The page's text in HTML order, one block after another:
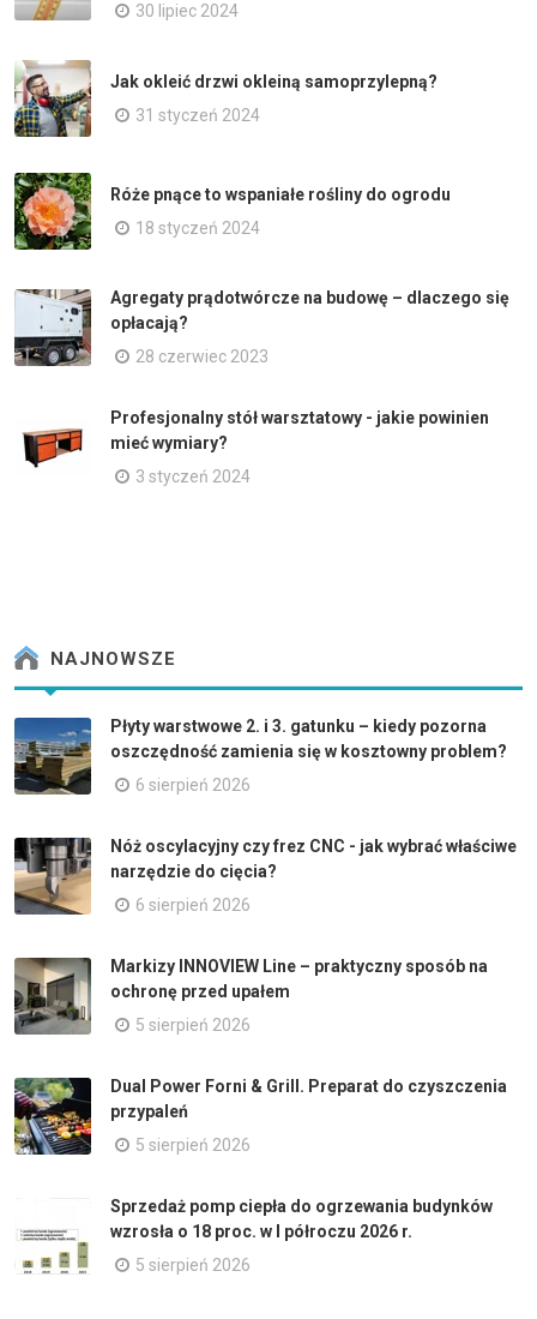
30 lipiec 2024
Jak okleić drzwi okleiną samoprzylepną?
31 styczeń 2024
Róże pnące to wspaniałe rośliny do ogrodu
18 styczeń 2024
Agregaty prądotwórcze na budowę – dlaczego się
opłacają?
28 czerwiec 2023
Profesjonalny stół warsztatowy - jakie powinien
mieć wymiary?
3 styczeń 2024
NAJNOWSZE
Płyty warstwowe 2. i 3. gatunku – kiedy pozorna
oszczędność zamienia się w kosztowny problem?
6 sierpień 2026
Nóż oscylacyjny czy frez CNC - jak wybrać właściwe
narzędzie do cięcia?
6 sierpień 2026
Markizy INNOVIEW Line – praktyczny sposób na
ochronę przed upałem
5 sierpień 2026
Dual Power Forni & Grill. Preparat do czyszczenia
przypaleń
5 sierpień 2026
Sprzedaż pomp ciepła do ogrzewania budynków
wzrosła o 18 proc. w I półroczu 2026 r.
5 sierpień 2026